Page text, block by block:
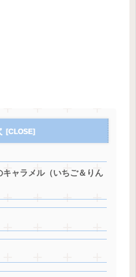
キャラメル（いちご＆りん